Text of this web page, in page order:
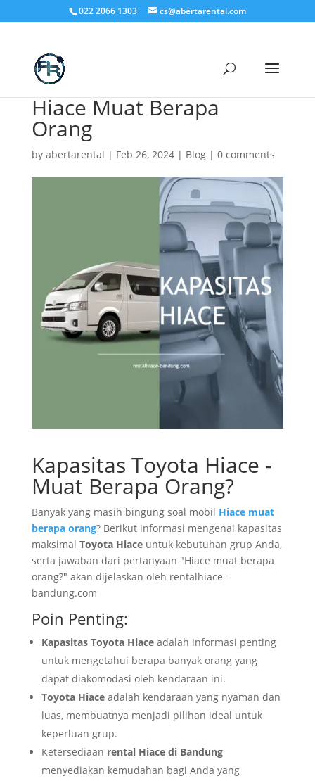
022 2066 1303 cs@abertarental.com
Hiace Muat Berapa
Orang
by abertarental | Feb 26, 2024| Blog| 0 comments
Kapasitas Toyota Hiace -
Muat Berapa Orang?
Banyak yang masih bingung soal mobil Hiace muat
berapa orang? Berikut informasi mengenai kapasitas
maksimal Toyota Hiaceuntuk kebutuhan grup Anda,
serta jawaban dari pertanyaan "Hiace muat berapa
orang?" akan dijelaskan oleh rentalhiace-
bandung.com
Poin Penting:
Kapasitas Toyota Hiaceadalah informasi penting
untuk mengetahui berapa banyak orang yang
dapat diakomodasi oleh kendaraan ini.
Toyota Hiaceadalah kendaraan yang nyaman dan
luas, membuatnya menjadi pilihan ideal untuk
keperluan grup.
Ketersediaan rental Hiace di Bandung
menyediakan kemudahan bagi Anda yang